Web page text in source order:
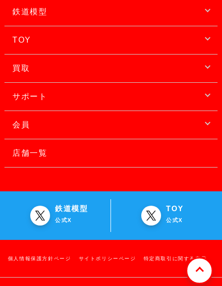
鉄道模型
TOY
買取
サポート
会員
店舗一覧
鉄道模型
公式X
TOY
公式X
個人情報保護方針ページ サイトポリシーページ 特定商取引に関する表示